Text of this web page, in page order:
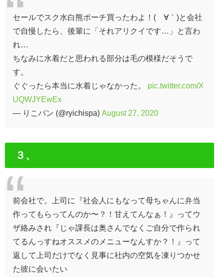
セールでスク水白熊ポーチ買ったわよ！(´∀｀)と会社
で自慢したら、後輩に「それアリクイです…」と言わ
れ…
ちなみに水着だと思われる部分は毛の模様だそうで
す。
ぐぐったら本当に水着じゃなかった。 pic.twitter.com/X
UQWJYEwEx
— りこパン (@ryichispa) August 27, 2020
３、
前会社で。上司に『社会人にもなって母ちゃんに弁当
作ってもらってんのか〜？！甘えてんなぁ！』ってウ
ザ絡みされ『じゃ課長は奥さんでなくご自分で作られ
てるんっすねオススメのメニューなんすか？！』って
返して上司だけでなく見事に社内の空気を凍りつかせ
た彼に会いたい